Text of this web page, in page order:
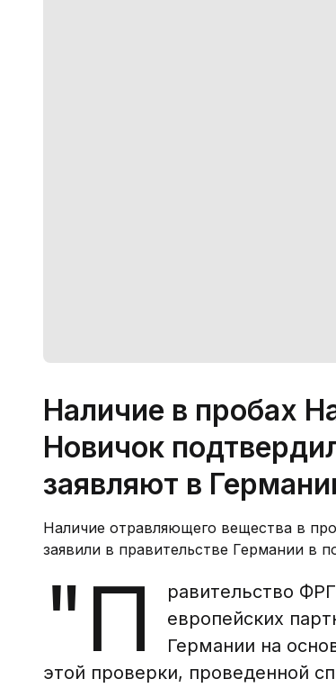
Наличие в пробах
Новичок
заявляют в
Наличие отравляющего вещества в
заявили в правительстве Германии в
"П
равительство
европейских
Германии на
этой проверки, проведенной